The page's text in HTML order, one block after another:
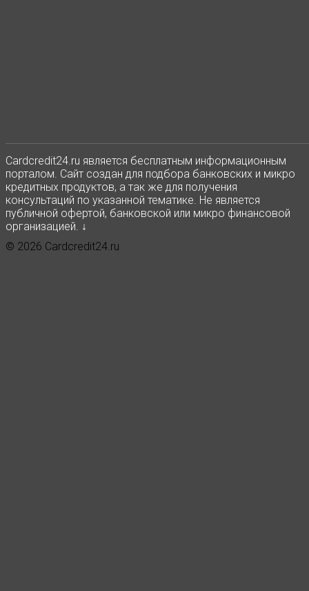
Сardcredit24.ru является бесплатным информационным
порталом. Сайт создан для подбора банковских и микро
кредитных продуктов, а так же для получения
консультаций по указанной тематике. Не является
публичной офертой, банковской или микро финансовой
организацией. ↓
© 2026 Cardcredit24.ru